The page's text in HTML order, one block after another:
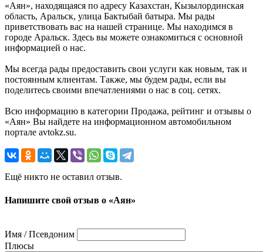
«Аян», находящаяся по адресу Казахстан, Кызылординская
область, Аральск, улица Бактыбай батыра. Мы рады
приветствовать вас на нашей странице. Мы находимся в
городе Аральск. Здесь вы можете ознакомиться с основной
информацией о нас.
Мы всегда рады предоставить свои услуги как новым, так и
постоянным клиентам. Также, мы будем рады, если вы
поделитесь своими впечатлениями о нас в соц. сетях.
Всю информацию в категории Продажа, рейтинг и отзывы о
«Аян» Вы найдете на информационном автомобильном
портале avtokz.su.
Ещё никто не оставил отзыв.
Напишите свой отзыв о «Аян»
Имя / Псевдоним
Плюсы